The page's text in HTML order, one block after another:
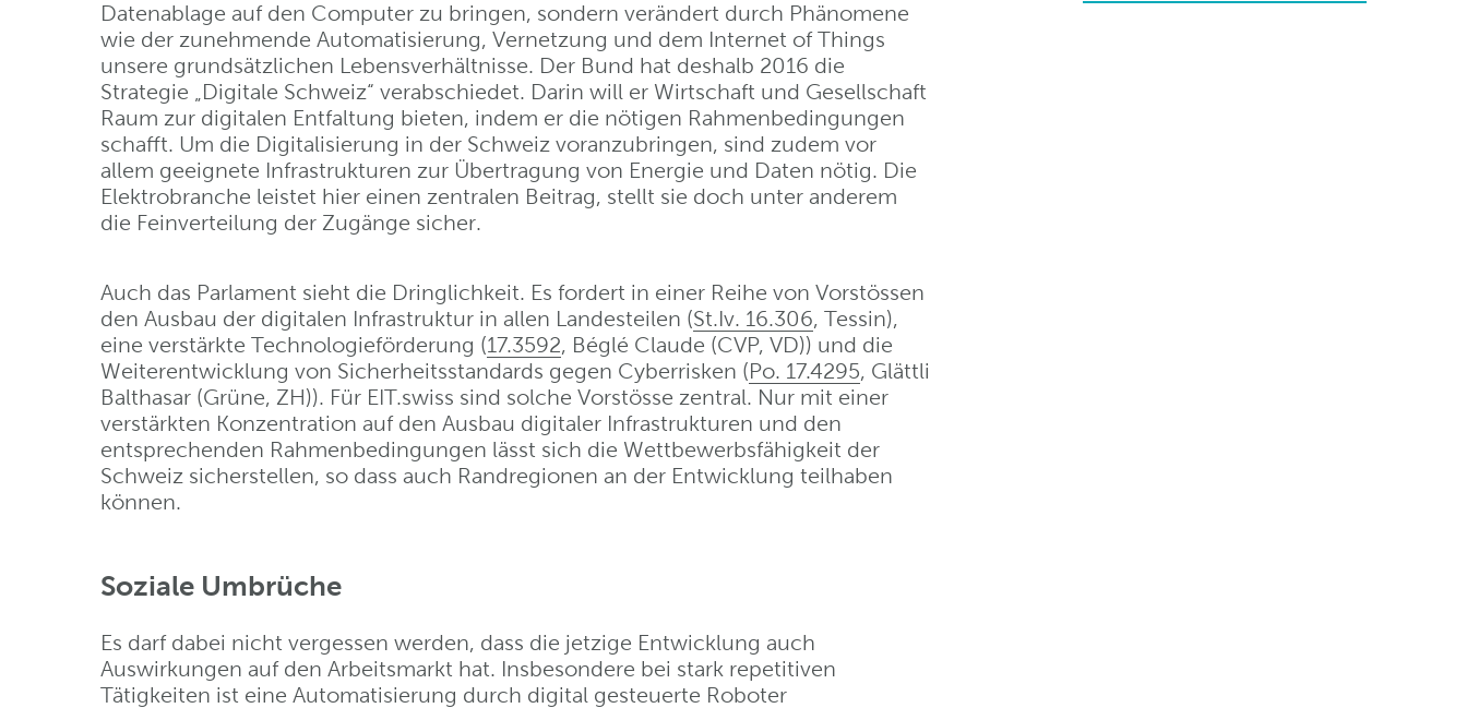
Datenablage auf den Computer zu bringen, sondern verändert durch Phänomene
wie der zunehmende Automatisierung, Vernetzung und dem Internet of Things
unsere grundsätzlichen Lebensverhältnisse. Der Bund hat deshalb 2016 die
Strategie „Digitale Schweiz“ verabschiedet. Darin will er Wirtschaft und Gesellschaft
Raum zur digitalen Entfaltung bieten, indem er die nötigen Rahmenbedingungen
schafft. Um die Digitalisierung in der Schweiz voranzubringen, sind zudem vor
allem geeignete Infrastrukturen zur Übertragung von Energie und Daten nötig. Die
Elektrobranche leistet hier einen zentralen Beitrag, stellt sie doch unter anderem
die Feinverteilung der Zugänge sicher.
Auch das Parlament sieht die Dringlichkeit. Es fordert in einer Reihe von Vorstössen
den Ausbau der digitalen Infrastruktur in allen Landesteilen (St.Iv. 16.306, Tessin),
eine verstärkte Technologieförderung (17.3592, Béglé Claude (CVP, VD)) und die
Weiterentwicklung von Sicherheitsstandards gegen Cyberrisken (Po. 17.4295, Glättli
Balthasar (Grüne, ZH)). Für EIT.swiss sind solche Vorstösse zentral. Nur mit einer
verstärkten Konzentration auf den Ausbau digitaler Infrastrukturen und den
entsprechenden Rahmenbedingungen lässt sich die Wettbewerbsfähigkeit der
Schweiz sicherstellen, so dass auch Randregionen an der Entwicklung teilhaben
können.
Soziale Umbrüche
Es darf dabei nicht vergessen werden, dass die jetzige Entwicklung auch
Auswirkungen auf den Arbeitsmarkt hat. Insbesondere bei stark repetitiven
Tätigkeiten ist eine Automatisierung durch digital gesteuerte Roboter